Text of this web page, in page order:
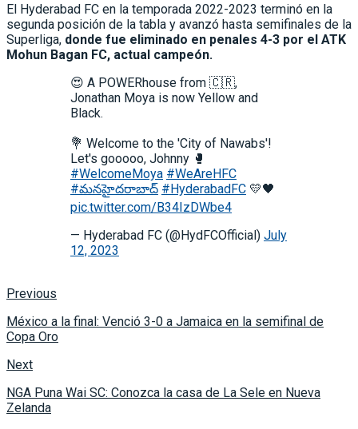
El Hyderabad FC en la temporada 2022-2023 terminó en la
segunda posición de la tabla y avanzó hasta semifinales de la
Superliga, donde fue eliminado en penales 4-3 por el ATK
Mohun Bagan FC, actual campeón.
😍 A POWERhouse from 🇨🇷,
Jonathan Moya is now Yellow and
Black.
💐 Welcome to the 'City of Nawabs'!
Let's gooooo, Johnny 🥊
#WelcomeMoya #WeAreHFC
#మనహైదరాబాద్ #HyderabadFC 💛🖤
pic.twitter.com/B34IzDWbe4
— Hyderabad FC (@HydFCOfficial) July
12, 2023
Previous
México a la final: Venció 3-0 a Jamaica en la semifinal de
Copa Oro
Next
NGA Puna Wai SC: Conozca la casa de La Sele en Nueva
Zelanda